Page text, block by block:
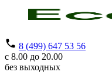
8 (499) 647 53 56
с 8.00 до 20.00
без выходных